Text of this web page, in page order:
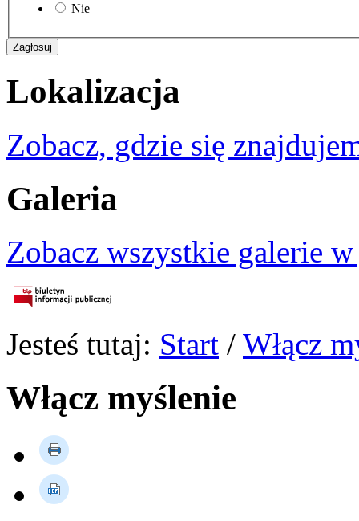
Nie
Lokalizacja
Zobacz, gdzie się
Galeria
Zobacz wszystkie galerie
Jesteś tutaj: Start / Włącz
Włącz myślenie